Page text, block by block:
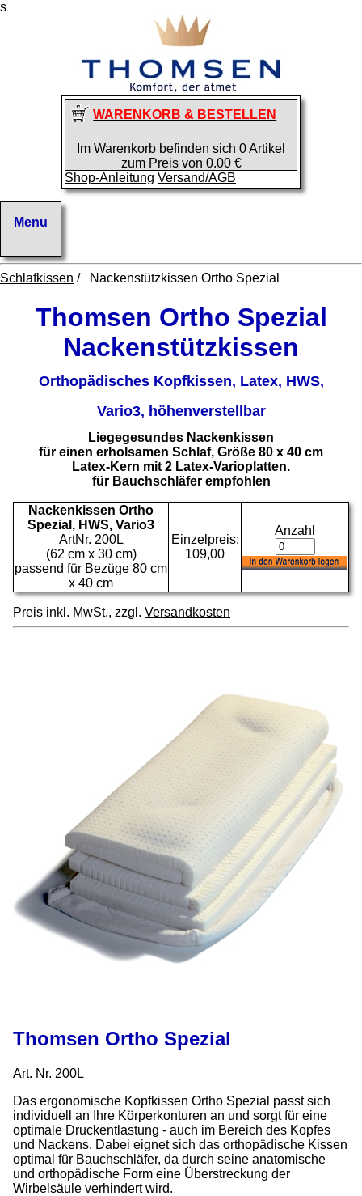
s
WARENKORB & BESTELLEN
Im Warenkorb befinden sich 0 Artikel
zum Preis von 0.00 €
Shop-Anleitung Versand/AGB
Schlafkissen / Nackenstützkissen Ortho Spezial
Thomsen Ortho Spezial
Nackenstützkissen
Orthopädisches Kopfkissen, Latex, HWS,
Vario3, höhenverstellbar
Liegegesundes Nackenkissen
für einen erholsamen Schlaf, Größe 80 x 40 cm
Latex-Kern mit 2 Latex-Varioplatten.
für Bauchschläfer empfohlen
Nackenkissen Ortho
Spezial, HWS, Vario3
ArtNr. 200L
(62 cm x 30 cm)
passend für Bezüge 80 cm
x 40 cm
Einzelpreis:
109,00
Anzahl
Preis inkl. MwSt., zzgl. Versandkosten
Thomsen Ortho Spezial
Art. Nr. 200L
Das ergonomische Kopfkissen Ortho Spezial passt sich
individuell an Ihre Körperkonturen an und sorgt für eine
optimale Druckentlastung - auch im Bereich des Kopfes
und Nackens. Dabei eignet sich das orthopädische Kissen
optimal für Bauchschläfer, da durch seine anatomische
und orthopädische Form eine Überstreckung der
Wirbelsäule verhindert wird.